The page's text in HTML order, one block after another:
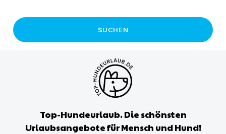
SUCHEN
Top-Hundeurlaub. Die schönsten
Urlaubsangebote für Mensch und Hund!